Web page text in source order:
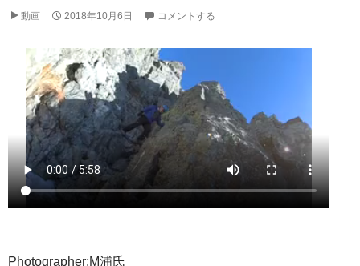
動画 2018年10月6日 コメントする
Photographer:M浦氏